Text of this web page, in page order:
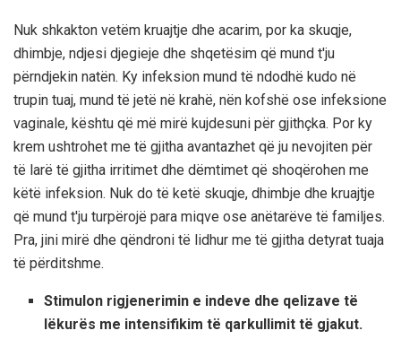
Nuk shkakton vetëm kruajtje dhe acarim, por ka skuqje,
dhimbje, ndjesi djegieje dhe shqetësim që mund t'ju
përndjekin natën. Ky infeksion mund të ndodhë kudo në
trupin tuaj, mund të jetë në krahë, nën kofshë ose infeksione
vaginale, kështu që më mirë kujdesuni për gjithçka. Por ky
krem ​​ushtrohet me të gjitha avantazhet që ju nevojiten për
të larë të gjitha irritimet dhe dëmtimet që shoqërohen me
këtë infeksion. Nuk do të ketë skuqje, dhimbje dhe kruajtje
që mund t'ju turpërojë para miqve ose anëtarëve të familjes.
Pra, jini mirë dhe qëndroni të lidhur me të gjitha detyrat tuaja
të përditshme.
Stimulon rigjenerimin e indeve dhe qelizave të
lëkurës me intensifikim të qarkullimit të gjakut.